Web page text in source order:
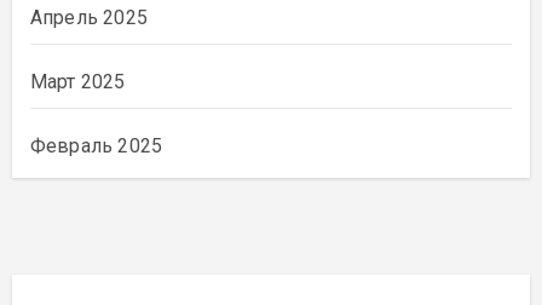
Апрель 2025
Март 2025
Февраль 2025